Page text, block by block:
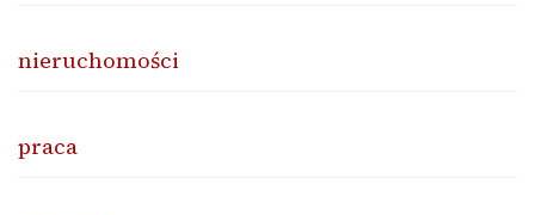
nieruchomości
praca